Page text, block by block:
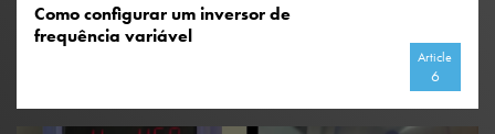
Como configurar um inversor de
frequência variável
Article
6